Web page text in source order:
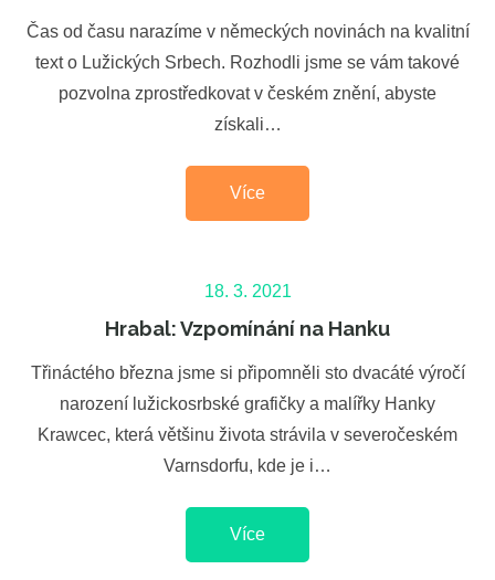
Čas od času narazíme v německých novinách na kvalitní
text o Lužických Srbech. Rozhodli jsme se vám takové
pozvolna zprostředkovat v českém znění, abyste
získali…
Více
Posted
on
18. 3. 2021
Hrabal: Vzpomínání na Hanku
Třináctého března jsme si připomněli sto dvacáté výročí
narození lužickosrbské grafičky a malířky Hanky
Krawcec, která většinu života strávila v severočeském
Varnsdorfu, kde je i…
Více